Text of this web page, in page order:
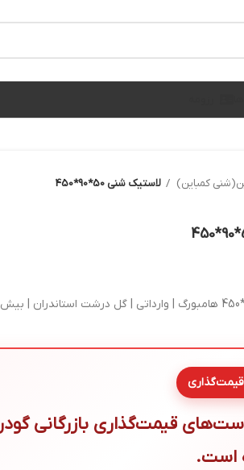
کمباین) لاستیک شنی 50*90*450
قیمت‌گذاری بازرگانی
است.